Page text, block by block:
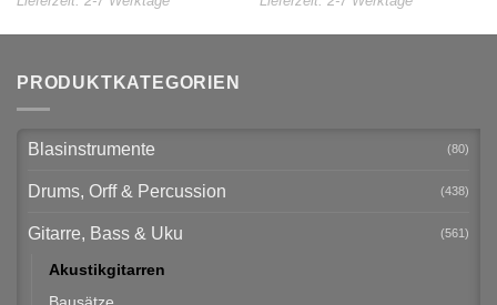
PRODUKTKATEGORIEN
Blasinstrumente (80)
Drums, Orff & Percussion (438)
Gitarre, Bass & Uku (561)
Akustikgitarren